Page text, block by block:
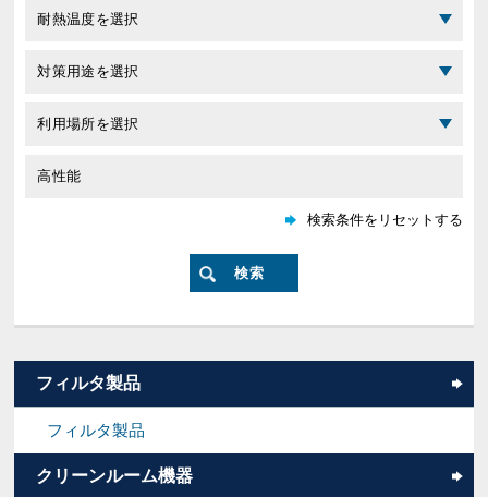
フィルタ製品
フィルタ製品
クリーンルーム機器